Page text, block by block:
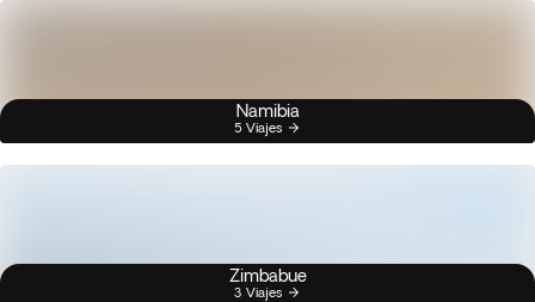
Namibia
5 Viajes
Zimbabue
3 Viajes